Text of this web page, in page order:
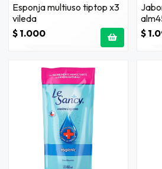
Esponja multiuso tiptop x3
vileda
$ 1.000
$